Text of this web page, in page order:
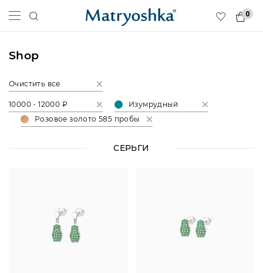
0
Shop
Очистить все
10000 - 12000 ₽
Изумрудный
Розовое золото 585 пробы
СЕРЬГИ